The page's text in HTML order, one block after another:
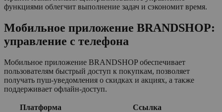
функциями облегчит выполнение задач и сэкономит время.
Мобильное приложение BRANDSHOP:
управление с телефона
Мобильное приложение BRANDSHOP обеспечивает
пользователям быстрый доступ к покупкам, позволяет
получать пуш-уведомления о скидках и акциях, а также
поддерживает офлайн-доступ.
Платформа
Ссылка